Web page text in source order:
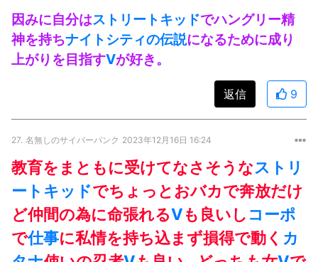
因みに自分はストリートキッドでハングリー精
神を持ちナイトシティの伝説になるために成り
上がりを目指すVが好き。
返信 9
27. 名無しのサイバーパンク 2023年12月16日 16:24
教育をまともに受けてなさそうなストリ
ートキッドでちょっとおバカで奔放だけ
ど仲間の為に命張れるVも良いし コーポ
で仕事に私情を持ち込まず損得で動く カ